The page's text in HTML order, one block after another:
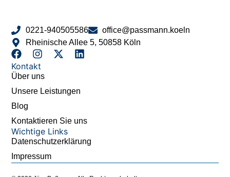
0221-940505586
office@passmann.koeln
Rheinische Allee 5, 50858 Köln
Kontakt
Über uns
Unsere Leistungen
Blog
Kontaktieren Sie uns
Wichtige Links
Datenschutzerklärung
Impressum